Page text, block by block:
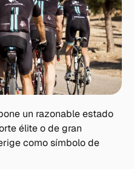
un razonable estado
élite o de gran
como símbolo de